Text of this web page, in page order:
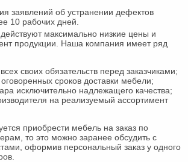
заявлений об устранении дефектов
10 рабочих дней.
максимально низкие цены и
продукции. Наша компания имеет ряд
своих обязательств перед заказчиками;
сроков доставки мебели;
исключительно надлежащего качества;
на реализуемый ассортимент
приобрести мебель на заказ по
то это можно заранее обсудить с
оформив персональный заказ у одного